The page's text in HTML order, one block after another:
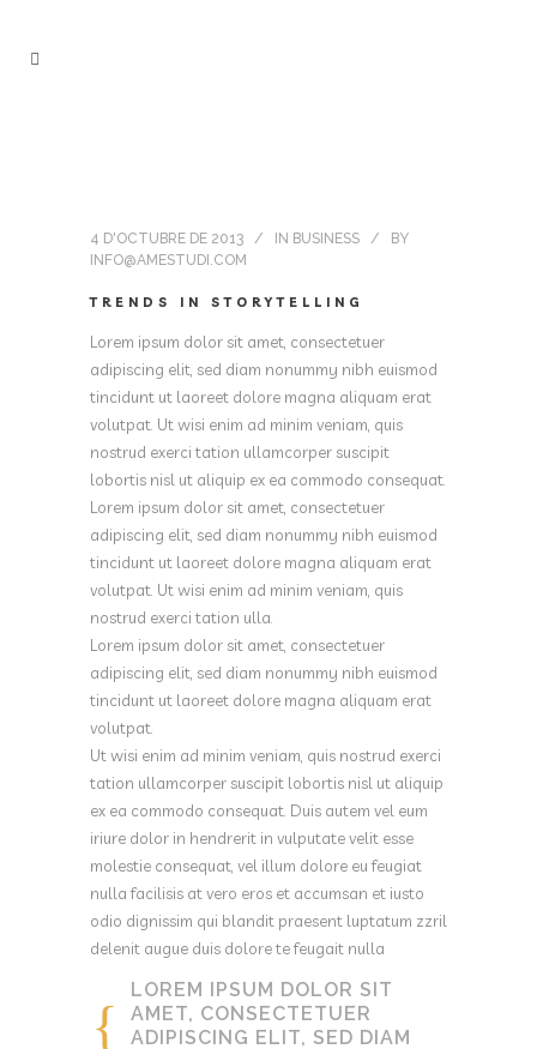
4 D'OCTUBRE DE 2013 IN BUSINESS
BY
INFO@AMESTUDI.COM
TRENDS IN STORYTELLING
Lorem ipsum dolor sit amet, consectetuer
adipiscing elit, sed diam nonummy nibh euismod
tincidunt ut laoreet dolore magna aliquam erat
volutpat. Ut wisi enim ad minim veniam, quis
nostrud exerci tation ullamcorper suscipit
lobortis nisl ut aliquip ex ea commodo consequat.
Lorem ipsum dolor sit amet, consectetuer
adipiscing elit, sed diam nonummy nibh euismod
tincidunt ut laoreet dolore magna aliquam erat
volutpat. Ut wisi enim ad minim veniam, quis
nostrud exerci tation ulla.
Lorem ipsum dolor sit amet, consectetuer
adipiscing elit, sed diam nonummy nibh euismod
tincidunt ut laoreet dolore magna aliquam erat
volutpat.
Ut wisi enim ad minim veniam, quis nostrud exerci
tation ullamcorper suscipit lobortis nisl ut aliquip
ex ea commodo consequat. Duis autem vel eum
iriure dolor in hendrerit in vulputate velit esse
molestie consequat, vel illum dolore eu feugiat
nulla facilisis at vero eros et accumsan et iusto
odio dignissim qui blandit praesent luptatum zzril
delenit augue duis dolore te feugait nulla
LOREM IPSUM DOLOR SIT
AMET, CONSECTETUER
ADIPISCING ELIT, SED DIAM